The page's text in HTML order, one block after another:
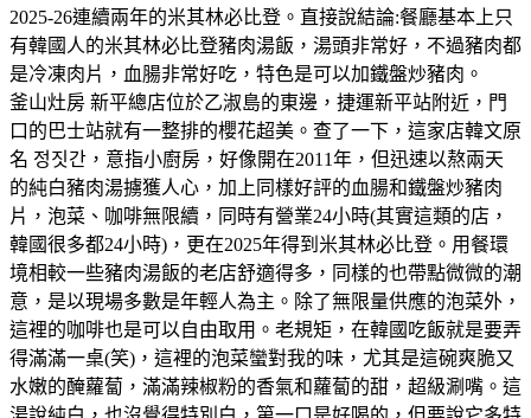
2025-26連續兩年的米其林必比登。直接說結論:餐廳基本上只
有韓國人的米其林必比登豬肉湯飯，湯頭非常好，不過豬肉都
是冷凍肉片，血腸非常好吃，特色是可以加鐵盤炒豬肉。
釜山灶房 新平總店位於乙淑島的東邊，捷運新平站附近，門
口的巴士站就有一整排的櫻花超美。查了一下，這家店韓文原
名 정짓간，意指小廚房，好像開在2011年，但迅速以熬兩天
的純白豬肉湯擄獲人心，加上同樣好評的血腸和鐵盤炒豬肉
片，泡菜、咖啡無限續，同時有營業24小時(其實這類的店，
韓國很多都24小時)，更在2025年得到米其林必比登。用餐環
境相較一些豬肉湯飯的老店舒適得多，同樣的也帶點微微的潮
意，是以現場多數是年輕人為主。除了無限量供應的泡菜外，
這裡的咖啡也是可以自由取用。老規矩，在韓國吃飯就是要弄
得滿滿一桌(笑)，這裡的泡菜蠻對我的味，尤其是這碗爽脆又
水嫩的醃蘿蔔，滿滿辣椒粉的香氣和蘿蔔的甜，超級涮嘴。這